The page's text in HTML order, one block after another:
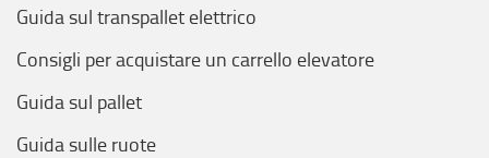
Guida sul transpallet elettrico
Consigli per acquistare un carrello elevatore
Guida sul pallet
Guida sulle ruote